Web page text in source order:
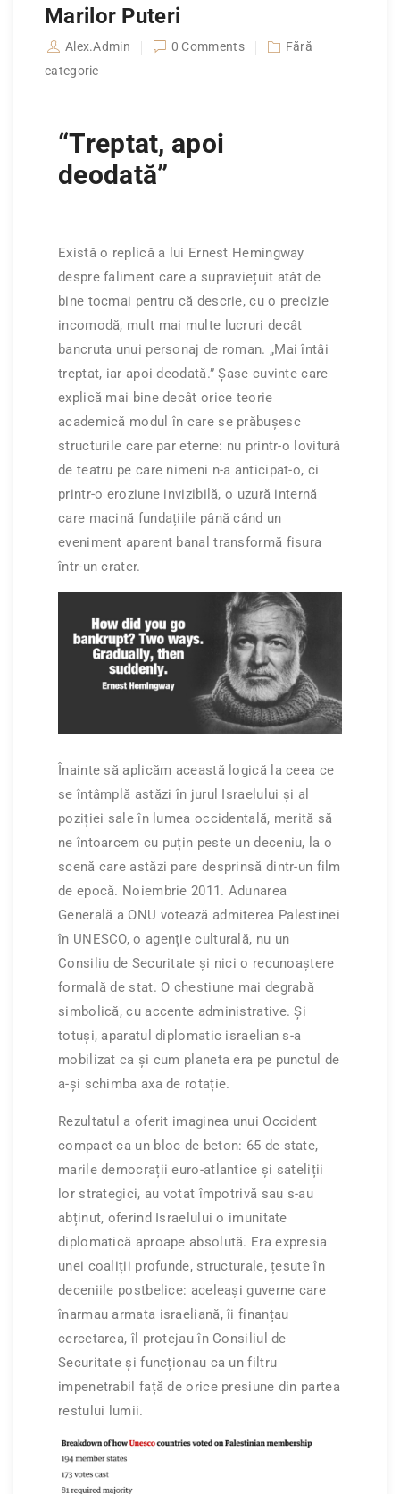
Marilor Puteri
Alex.Admin 0 Comments
Fără
categorie
“Treptat, apoi
deodată”
Există o replică a lui Ernest Hemingway
despre faliment care a supraviețuit atât de
bine tocmai pentru că descrie, cu o precizie
incomodă, mult mai multe lucruri decât
bancruta unui personaj de roman. „Mai întâi
treptat, iar apoi deodată.” Șase cuvinte care
explică mai bine decât orice teorie
academică modul în care se prăbușesc
structurile care par eterne: nu printr-o lovitură
de teatru pe care nimeni n-a anticipat-o, ci
printr-o eroziune invizibilă, o uzură internă
care macină fundațiile până când un
eveniment aparent banal transformă fisura
într-un crater.
Înainte să aplicăm această logică la ceea ce
se întâmplă astăzi în jurul Israelului și al
poziției sale în lumea occidentală, merită să
ne întoarcem cu puțin peste un deceniu, la o
scenă care astăzi pare desprinsă dintr-un film
de epocă. Noiembrie 2011. Adunarea
Generală a ONU votează admiterea Palestinei
în UNESCO, o agenție culturală, nu un
Consiliu de Securitate și nici o recunoaștere
formală de stat. O chestiune mai degrabă
simbolică, cu accente administrative. Și
totuși, aparatul diplomatic israelian s-a
mobilizat ca și cum planeta era pe punctul de
a-și schimba axa de rotație.
Rezultatul a oferit imaginea unui Occident
compact ca un bloc de beton: 65 de state,
marile democrații euro-atlantice și sateliții
lor strategici, au votat împotrivă sau s-au
abținut, oferind Israelului o imunitate
diplomatică aproape absolută. Era expresia
unei coaliții profunde, structurale, țesute în
deceniile postbelice: aceleași guverne care
înarmau armata israeliană, îi finanțau
cercetarea, îl protejau în Consiliul de
Securitate și funcționau ca un filtru
impenetrabil față de orice presiune din partea
restului lumii.